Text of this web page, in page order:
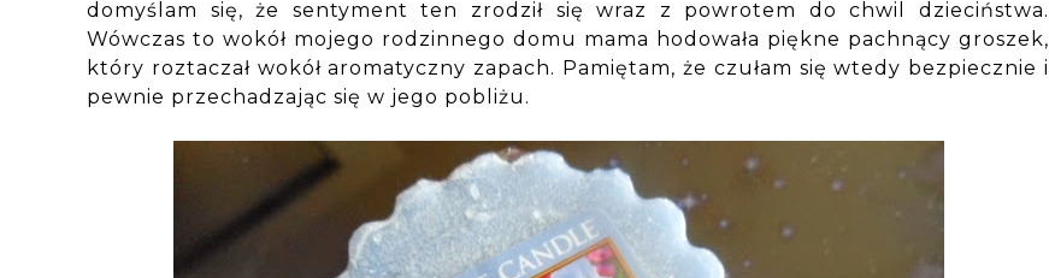
domyślam się, że sentyment ten zrodził się wraz z powrotem do chwil dzieciństwa.
Wówczas to wokół mojego rodzinnego domu mama hodowała piękne pachnący groszek,
który roztaczał wokół aromatyczny zapach. Pamiętam, że czułam się wtedy bezpiecznie i
pewnie przechadzając się w jego pobliżu.